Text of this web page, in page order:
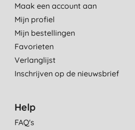
Maak een account aan
Mijn profiel
Mijn bestellingen
Favorieten
Verlanglijst
Inschrijven op de nieuwsbrief
Help
FAQ's